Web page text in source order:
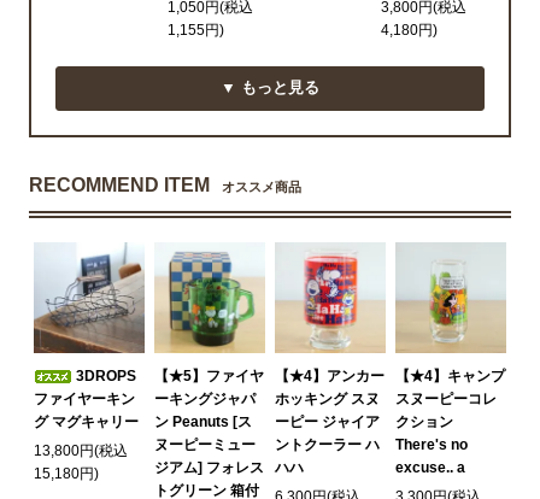
1,050円(税込
1,155円)
3,800円(税込
4,180円)
▼ もっと見る
RECOMMEND ITEM オススメ商品
3DROPS
ファイヤーキン
グ マグキャリー
13,800円(税込
15,180円)
【★5】ファイヤ
ーキングジャパ
ン Peanuts [ス
ヌーピーミュー
ジアム] フォレス
トグリーン 箱付
【★4】アンカー
ホッキング スヌ
ーピー ジャイア
ントクーラー ハ
ハハ
【★4】キャンプ
スヌーピーコレ
クション
There's no
excuse.. a